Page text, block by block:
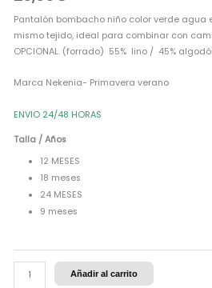
Pantalón bombacho niño color verde agua
mismo tejido, ideal para combinar con
OPCIONAL. (forrado) 55% lino / 45%
Marca Nekenia- Primavera verano
ENVIO 24/48 HORAS
Talla / Años
12 MESES
18 meses
24 MESES
9 meses
Añadir al carrito